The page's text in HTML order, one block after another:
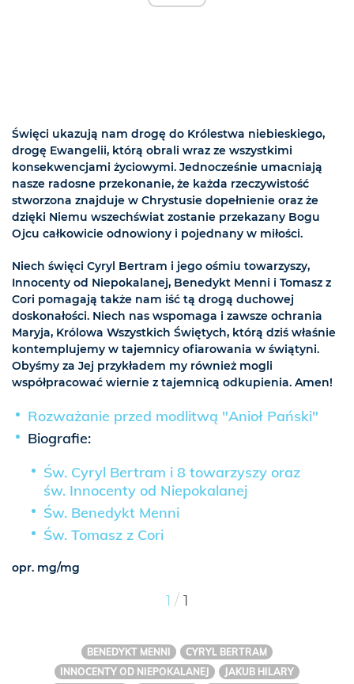
Święci ukazują nam drogę do Królestwa niebieskiego,
drogę Ewangelii, którą obrali wraz ze wszystkimi
konsekwencjami życiowymi. Jednocześnie umacniają
nasze radosne przekonanie, że każda rzeczywistość
stworzona znajduje w Chrystusie dopełnienie oraz że
dzięki Niemu wszechświat zostanie przekazany Bogu
Ojcu całkowicie odnowiony i pojednany w miłości.
Niech święci Cyryl Bertram i jego ośmiu towarzyszy,
Innocenty od Niepokalanej, Benedykt Menni i Tomasz z
Cori pomagają także nam iść tą drogą duchowej
doskonałości. Niech nas wspomaga i zawsze ochrania
Maryja, Królowa Wszystkich Świętych, którą dziś właśnie
kontemplujemy w tajemnicy ofiarowania w świątyni.
Obyśmy za Jej przykładem my również mogli
współpracować wiernie z tajemnicą odkupienia. Amen!
Rozważanie przed modlitwą "Anioł Pański"
Biografie:
Św. Cyryl Bertram i 8 towarzyszy oraz
św. Innocenty od Niepokalanej
Św. Benedykt Menni
Św. Tomasz z Cori
opr. mg/mg
1 / 1
BENEDYKT MENNI
CYRYL BERTRAM
INNOCENTY OD NIEPOKALANEJ
JAKUB HILARY